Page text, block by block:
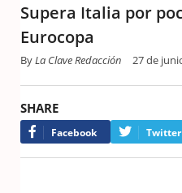
Supera Italia por
Eurocopa
ByLa Clave Redacción 27 de
SHARE
Facebook Twitter